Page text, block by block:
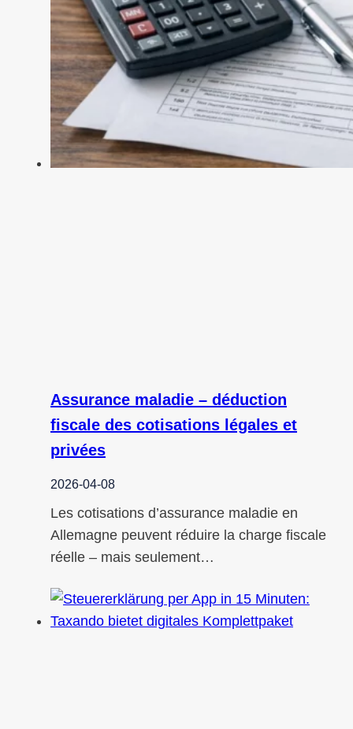
Assurance maladie – déduction
fiscale des cotisations légales et
privées
2026-04-08
Les cotisations d’assurance maladie en
Allemagne peuvent réduire la charge fiscale
réelle – mais seulement…